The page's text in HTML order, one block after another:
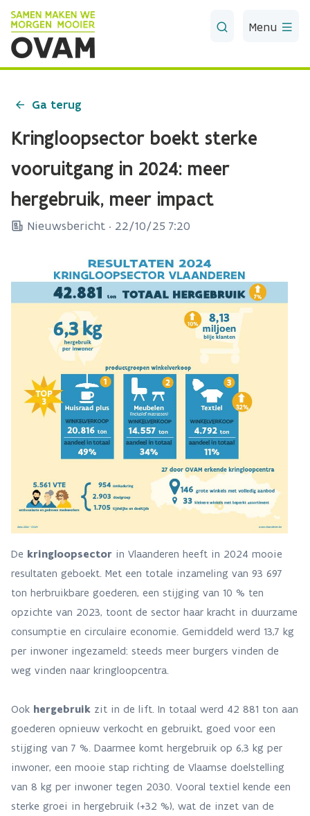
Skip to Main Content
Menu
Ga terug
Kringloopsector boekt sterke
vooruitgang in 2024: meer
hergebruik, meer impact
Nieuwsbericht · 22/10/25 7:20
De kringloopsector in Vlaanderen heeft in 2024 mooie
resultaten geboekt. Met een totale inzameling van 93 697
ton herbruikbare goederen, een stijging van 10 % ten
opzichte van 2023, toont de sector haar kracht in duurzame
consumptie en circulaire economie. Gemiddeld werd 13,7 kg
per inwoner ingezameld: steeds meer burgers vinden de
weg vinden naar kringloopcentra.
Ook hergebruik zit in de lift. In totaal werd 42 881 ton aan
goederen opnieuw verkocht en gebruikt, goed voor een
stijging van 7 %. Daarmee komt hergebruik op 6,3 kg per
inwoner, een mooie stap richting de Vlaamse doelstelling
van 8 kg per inwoner tegen 2030. Vooral textiel kende een
sterke groei in hergebruik (+32 %), wat de inzet van de